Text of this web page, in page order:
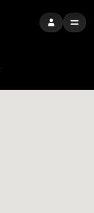
ПРИЈАВИТЕ
MENU